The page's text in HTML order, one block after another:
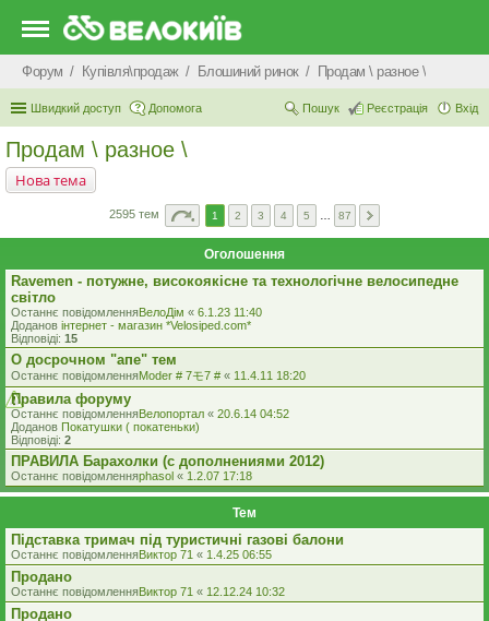
Форум Купівля\продаж Блошиний ринок Продам \ разное \
Швидкий доступ Допомога Вхід
Реєстрація
Пошук
Продам \ разное \
Нова тема
2595 тем 1 2 3 4 5 87
Оголошення
Ravemen - потужне, високоякісне та технологічне велосипедне
світло
Останнє повідомленняВелоДім « 6.1.23 11:40
Доданов iнтернет - магазин *Velosiped.com*
Відповіді: 15
О досрочном "апе" тем
Останнє повідомленняModer # 7モ7 # « 11.4.11 18:20
Правила форуму
Останнє повідомленняВелопортал « 20.6.14 04:52
Доданов Покатушки ( покатеньки)
Відповіді: 2
ПРАВИЛА Барахолки (с дополнениями 2012)
Останнє повідомленняphasol « 1.2.07 17:18
Тем
Підставка тримач під туристичні газові балони
Останнє повідомленняВиктор 71 « 1.4.25 06:55
Продано
Останнє повідомленняВиктор 71 « 12.12.24 10:32
Продано